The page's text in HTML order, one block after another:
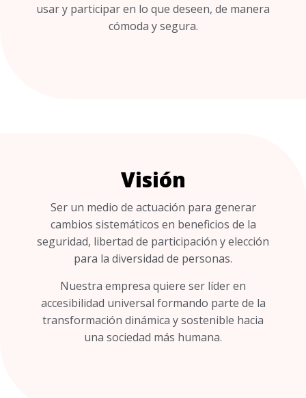
usar y participar en lo que deseen, de manera
cómoda y segura.
Visión
Ser un medio de actuación para generar
cambios sistemáticos en beneficios de la
seguridad, libertad de participación y elección
para la diversidad de personas.
Nuestra empresa quiere ser líder en
accesibilidad universal formando parte de la
transformación dinámica y sostenible hacia
una sociedad más humana.